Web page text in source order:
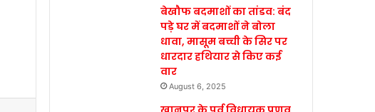
बेखौफ बदमाशों का तांडव: बंद
पड़े घर में बदमाशों ने बोला
धावा, मासूम बच्ची के सिर पर
धारदार हथियार से किए कई
वार
August 6, 2025